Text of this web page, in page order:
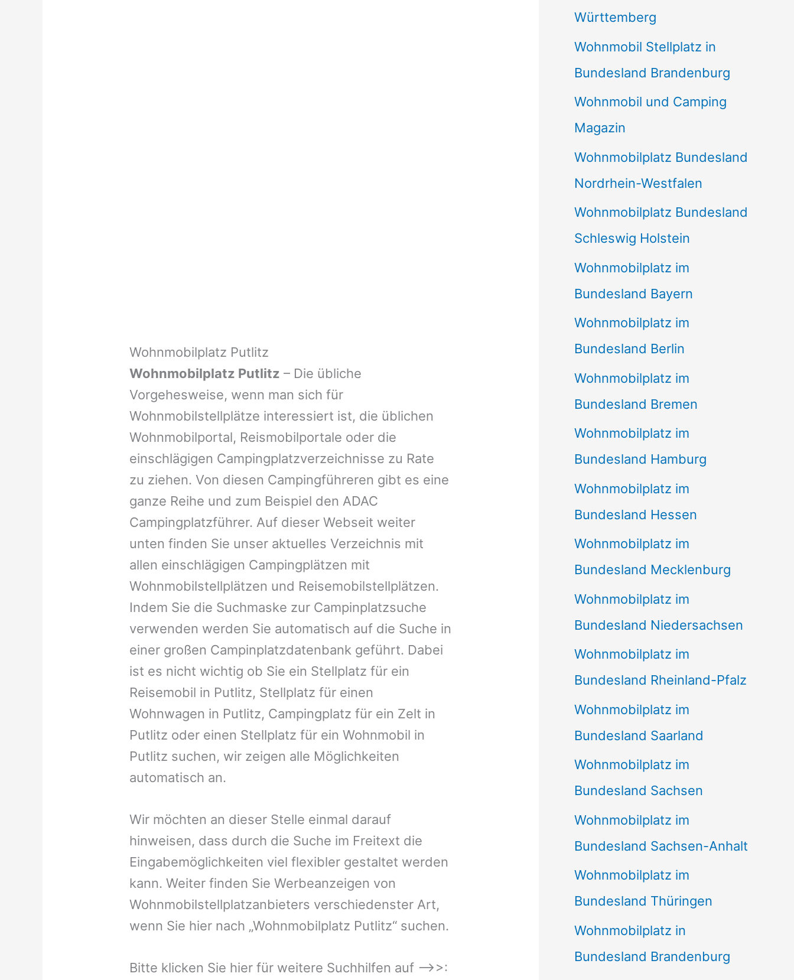
Wohnmobilplatz Putlitz
Wohnmobilplatz Putlitz – Die übliche
Vorgehesweise, wenn man sich für
Wohnmobilstellplätze interessiert ist, die üblichen
Wohnmobilportal, Reismobilportale oder die
einschlägigen Campingplatzverzeichnisse zu Rate
zu ziehen. Von diesen Campingführeren gibt es eine
ganze Reihe und zum Beispiel den ADAC
Campingplatzführer. Auf dieser Webseit weiter
unten finden Sie unser aktuelles Verzeichnis mit
allen einschlägigen Campingplätzen mit
Wohnmobilstellplätzen und Reisemobilstellplätzen.
Indem Sie die Suchmaske zur Campinplatzsuche
verwenden werden Sie automatisch auf die Suche in
einer großen Campinplatzdatenbank geführt. Dabei
ist es nicht wichtig ob Sie ein Stellplatz für ein
Reisemobil in Putlitz, Stellplatz für einen
Wohnwagen in Putlitz, Campingplatz für ein Zelt in
Putlitz oder einen Stellplatz für ein Wohnmobil in
Putlitz suchen, wir zeigen alle Möglichkeiten
automatisch an.
Wir möchten an dieser Stelle einmal darauf
hinweisen, dass durch die Suche im Freitext die
Eingabemöglichkeiten viel flexibler gestaltet werden
kann. Weiter finden Sie Werbeanzeigen von
Wohnmobilstellplatzanbieters verschiedenster Art,
wenn Sie hier nach „Wohnmobilplatz Putlitz“ suchen.
Bitte klicken Sie hier für weitere Suchhilfen auf –>>:
Württemberg
Wohnmobil Stellplatz in
Bundesland Brandenburg
Wohnmobil und Camping
Magazin
Wohnmobilplatz Bundesland
Nordrhein-Westfalen
Wohnmobilplatz Bundesland
Schleswig Holstein
Wohnmobilplatz im
Bundesland Bayern
Wohnmobilplatz im
Bundesland Berlin
Wohnmobilplatz im
Bundesland Bremen
Wohnmobilplatz im
Bundesland Hamburg
Wohnmobilplatz im
Bundesland Hessen
Wohnmobilplatz im
Bundesland Mecklenburg
Wohnmobilplatz im
Bundesland Niedersachsen
Wohnmobilplatz im
Bundesland Rheinland-Pfalz
Wohnmobilplatz im
Bundesland Saarland
Wohnmobilplatz im
Bundesland Sachsen
Wohnmobilplatz im
Bundesland Sachsen-Anhalt
Wohnmobilplatz im
Bundesland Thüringen
Wohnmobilplatz in
Bundesland Brandenburg